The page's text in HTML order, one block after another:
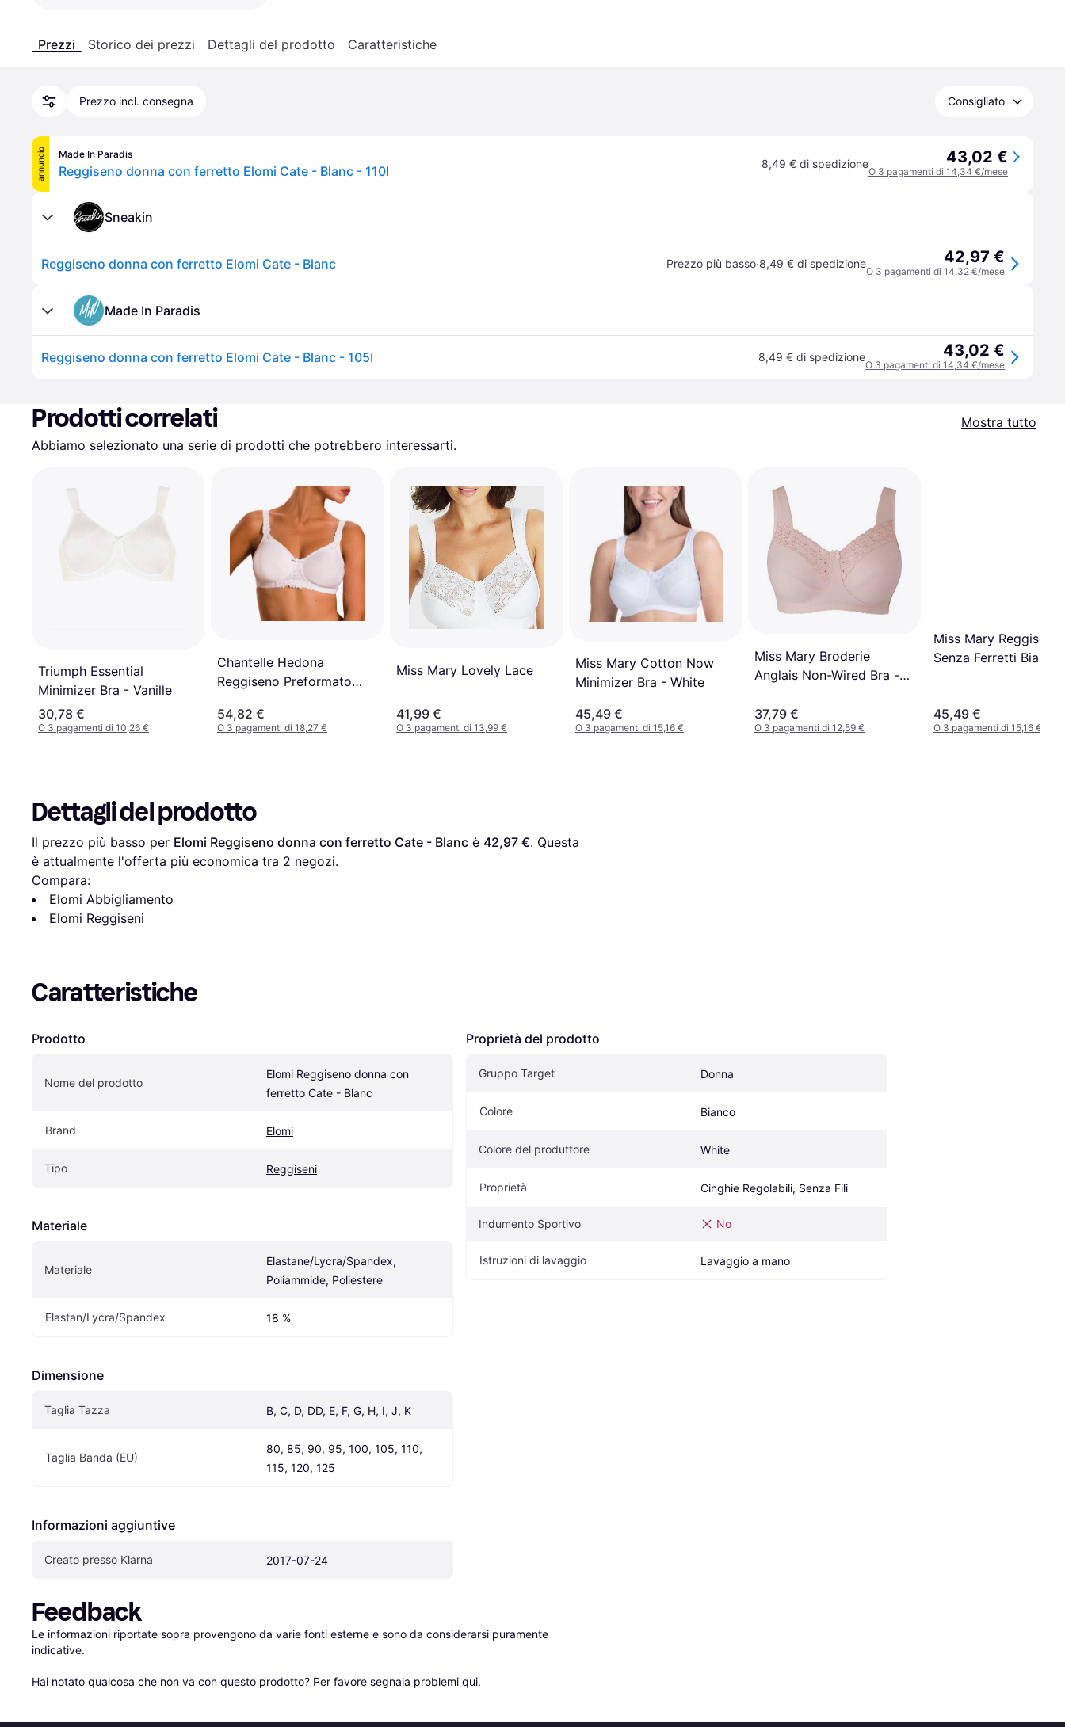
Prezzi Storico dei prezzi Dettagli del prodotto Caratteristiche
Prezzo incl. consegna Consigliato
annuncio Made In Paradis
Reggiseno donna con ferretto Elomi Cate - Blanc - 110I 8,49 € di spedizione 43,02 €
O 3 pagamenti di 14,34 €/mese
Sneakin
Reggiseno donna con ferretto Elomi Cate - Blanc Prezzo più basso·8,49 € di spedizione 42,97 €
O 3 pagamenti di 14,32 €/mese
Made In Paradis
Reggiseno donna con ferretto Elomi Cate - Blanc - 105I 8,49 € di spedizione 43,02 €
O 3 pagamenti di 14,34 €/mese
Prodotti correlati
Mostra tutto
Abbiamo selezionato una serie di prodotti che potrebbero interessarti.
Triumph Essential
Minimizer Bra - Vanille
30,78 €
O 3 pagamenti di 10,26 €
Chantelle Hedona
Reggiseno Preformato
54,82 €
O 3 pagamenti di 18,27 €
Miss Mary Lovely Lace
41,99 €
O 3 pagamenti di 13,99 €
Miss Mary Cotton Now
Minimizer Bra - White
45,49 €
O 3 pagamenti di 15,16 €
Miss Mary Broderie
Anglais Non-Wired Bra -
37,79 €
O 3 pagamenti di 12,59 €
Miss Mary Reggiseno
Senza Ferretti Bianco
45,49 €
O 3 pagamenti di 15,16 €
Dettagli del prodotto
Il prezzo più basso per Elomi Reggiseno donna con ferretto Cate - Blanc è 42,97 €. Questa
è attualmente l'offerta più economica tra 2 negozi.
Compara:
Elomi Abbigliamento
Elomi Reggiseni
Caratteristiche
Prodotto
Nome del prodotto
Elomi Reggiseno donna con
ferretto Cate - Blanc
Brand Elomi
Tipo Reggiseni
Materiale
Materiale
Elastane/Lycra/Spandex,
Poliammide, Poliestere
Elastan/Lycra/Spandex 18 %
Dimensione
Taglia Tazza B, C, D, DD, E, F, G, H, I, J, K
Taglia Banda (EU)
80, 85, 90, 95, 100, 105, 110,
115, 120, 125
Informazioni aggiuntive
Creato presso Klarna 2017-07-24
Proprietà del prodotto
Gruppo Target Donna
Colore Bianco
Colore del produttore White
Proprietà Cinghie Regolabili, Senza Fili
Indumento Sportivo No
Istruzioni di lavaggio Lavaggio a mano
Feedback
Le informazioni riportate sopra provengono da varie fonti esterne e sono da considerarsi puramente
indicative.
Hai notato qualcosa che non va con questo prodotto? Per favore segnala problemi qui.